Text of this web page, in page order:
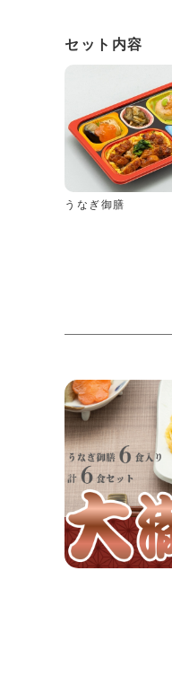
セット内容
うなぎ御膳